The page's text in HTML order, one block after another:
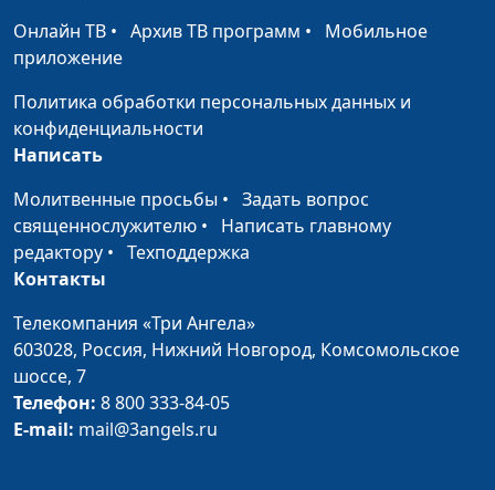
психолог,
взаимоотношений
7 шагов к высокому
интеллекту
священнослужитель,
психолог,
Как говорить, чтобы
тебя поняли?
Юлия Синицына,
Онлайн ТВ • Архив ТВ программ • Мобильное
приложение
Политика обработки персональных данных и
конфиденциальности
Написать
Молитвенные просьбы • Задать вопрос
священнослужителю • Написать главному
редактору • Техподдержка
Контакты
Телекомпания «Три Ангела»
603028, Россия, Нижний Новгород, Комсомольское
шоссе, 7
Телефон: 8 800 333-84-05
E-mail: mail@3angels.ru